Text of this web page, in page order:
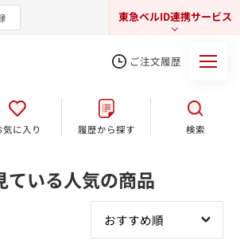
東急ベルID連携サービス
東急オンラインショップ
ご注文履歴
気に入り 履歴から探す 検索
ている人気の商品